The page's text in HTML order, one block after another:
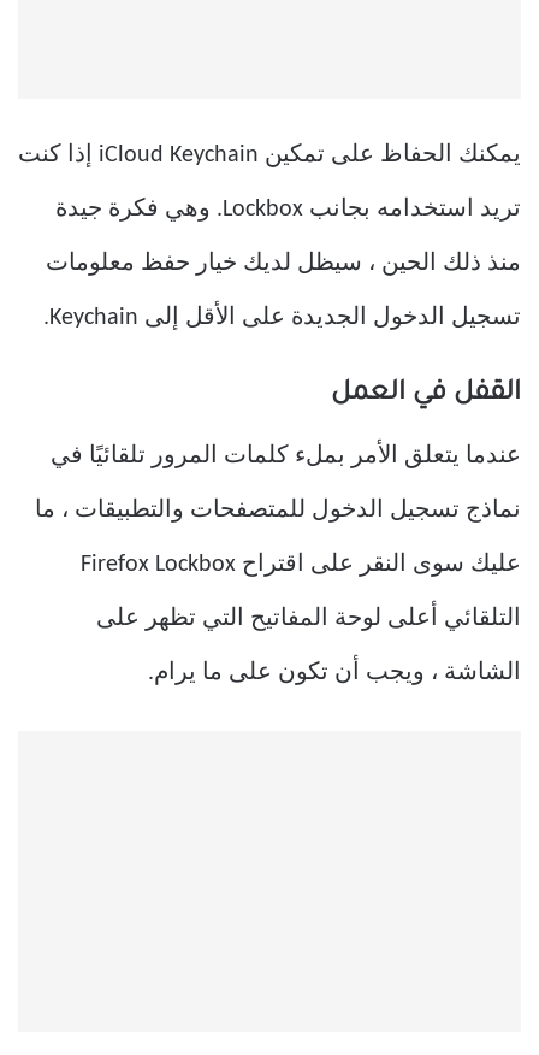
يمكنك الحفاظ على تمكين iCloud Keychain إذا كنت
تريد استخدامه بجانب Lockbox. وهي فكرة جيدة
منذ ذلك الحين ، سيظل لديك خيار حفظ معلومات
تسجيل الدخول الجديدة على الأقل إلى Keychain.
القفل في العمل
عندما يتعلق الأمر بملء كلمات المرور تلقائيًا في
نماذج تسجيل الدخول للمتصفحات والتطبيقات ، ما
عليك سوى النقر على اقتراح Firefox Lockbox
التلقائي أعلى لوحة المفاتيح التي تظهر على
الشاشة ، ويجب أن تكون على ما يرام.